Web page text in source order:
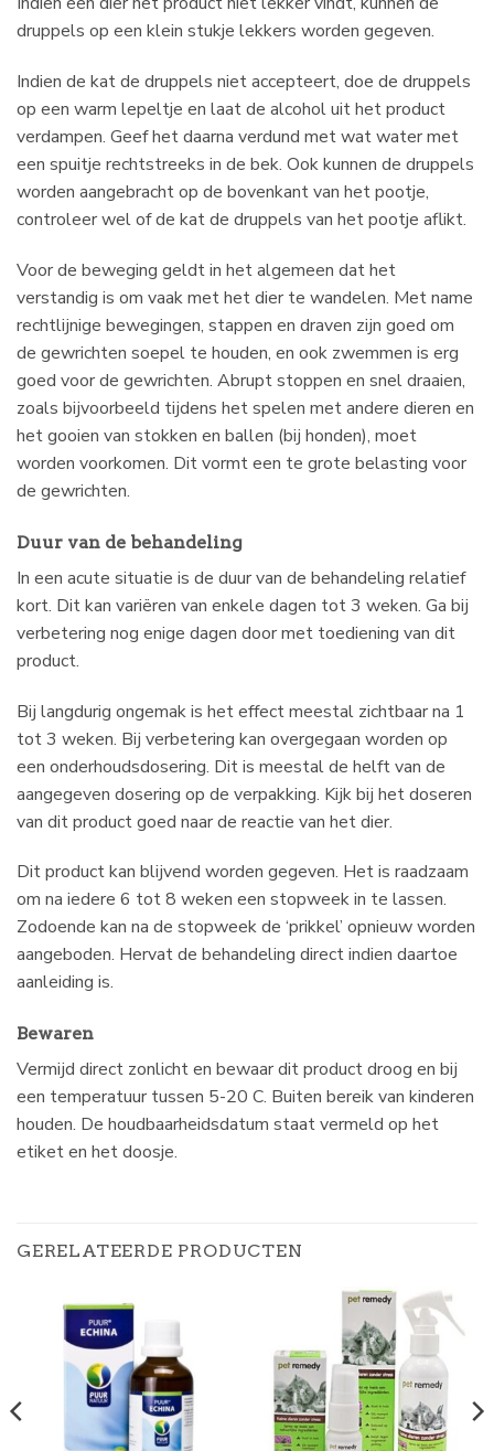
druppels op een klein stukje lekkers worden gegeven.
Indien de kat de druppels niet accepteert, doe de druppels
op een warm lepeltje en laat de alcohol uit het product
verdampen. Geef het daarna verdund met wat water met
een spuitje rechtstreeks in de bek. Ook kunnen de druppels
worden aangebracht op de bovenkant van het pootje,
controleer wel of de kat de druppels van het pootje aflikt.
Voor de beweging geldt in het algemeen dat het
verstandig is om vaak met het dier te wandelen. Met name
rechtlijnige bewegingen, stappen en draven zijn goed om
de gewrichten soepel te houden, en ook zwemmen is erg
goed voor de gewrichten. Abrupt stoppen en snel draaien,
zoals bijvoorbeeld tijdens het spelen met andere dieren en
het gooien van stokken en ballen (bij honden), moet
worden voorkomen. Dit vormt een te grote belasting voor
de gewrichten.
Duur van de behandeling
In een acute situatie is de duur van de behandeling relatief
kort. Dit kan variëren van enkele dagen tot 3 weken. Ga bij
verbetering nog enige dagen door met toediening van dit
product.
Bij langdurig ongemak is het effect meestal zichtbaar na 1
tot 3 weken. Bij verbetering kan overgegaan worden op
een onderhoudsdosering. Dit is meestal de helft van de
aangegeven dosering op de verpakking. Kijk bij het doseren
van dit product goed naar de reactie van het dier.
Dit product kan blijvend worden gegeven. Het is raadzaam
om na iedere 6 tot 8 weken een stopweek in te lassen.
Zodoende kan na de stopweek de ‘prikkel’ opnieuw worden
aangeboden. Hervat de behandeling direct indien daartoe
aanleiding is.
Bewaren
Vermijd direct zonlicht en bewaar dit product droog en bij
een temperatuur tussen 5-20 C. Buiten bereik van kinderen
houden. De houdbaarheidsdatum staat vermeld op het
etiket en het doosje.
GERELATEERDE PRODUCTEN